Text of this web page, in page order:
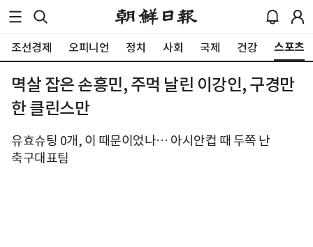
조선경제 오피니언 정치 사회 국제 건강 스포츠
멱살 잡은 손흥민, 주먹 날린 이강인, 구경만
한 클린스만
유효슈팅 0개, 이 때문이었나… 아시안컵 때 두쪽 난
축구대표팀